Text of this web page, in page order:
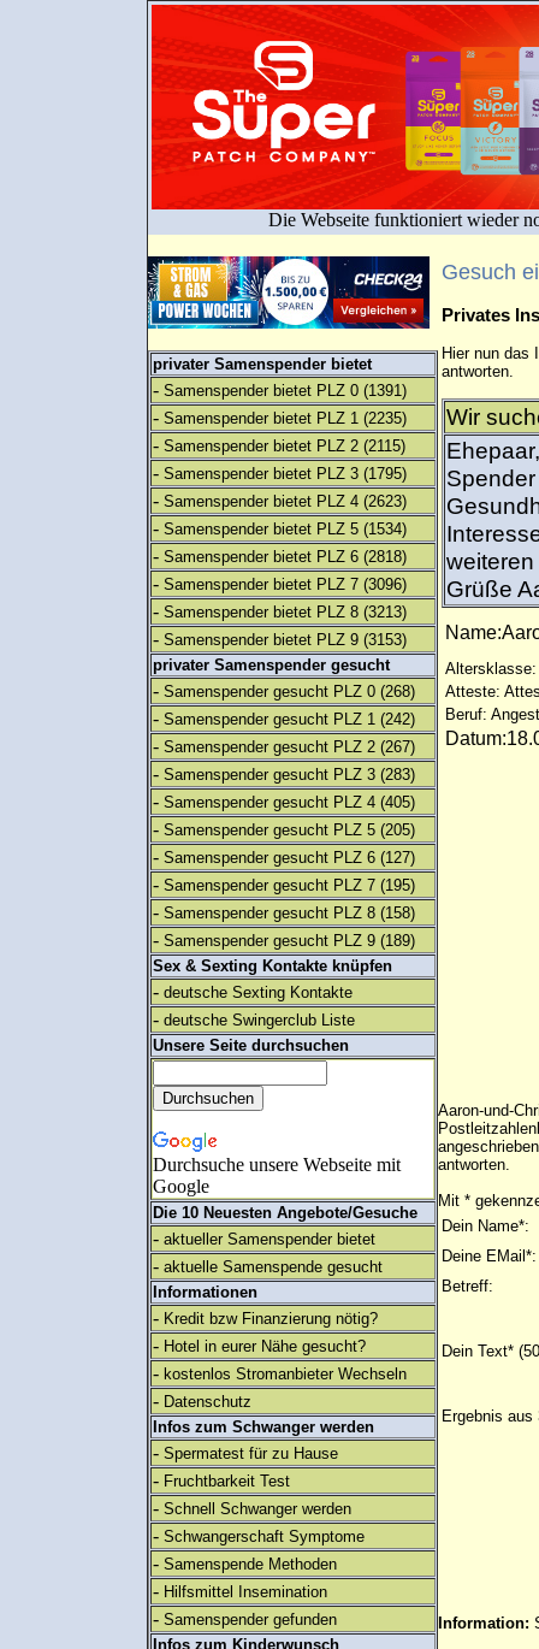
Die Webseite funktioniert wieder
privater Samenspender bietet
- Samenspender bietet PLZ 0 (1391)
- Samenspender bietet PLZ 1 (2235)
- Samenspender bietet PLZ 2 (2115)
- Samenspender bietet PLZ 3 (1795)
- Samenspender bietet PLZ 4 (2623)
- Samenspender bietet PLZ 5 (1534)
- Samenspender bietet PLZ 6 (2818)
- Samenspender bietet PLZ 7 (3096)
- Samenspender bietet PLZ 8 (3213)
- Samenspender bietet PLZ 9 (3153)
privater Samenspender gesucht
- Samenspender gesucht PLZ 0 (268)
- Samenspender gesucht PLZ 1 (242)
- Samenspender gesucht PLZ 2 (267)
- Samenspender gesucht PLZ 3 (283)
- Samenspender gesucht PLZ 4 (405)
- Samenspender gesucht PLZ 5 (205)
- Samenspender gesucht PLZ 6 (127)
- Samenspender gesucht PLZ 7 (195)
- Samenspender gesucht PLZ 8 (158)
- Samenspender gesucht PLZ 9 (189)
Sex & Sexting Kontakte knüpfen
- deutsche Sexting Kontakte
- deutsche Swingerclub Liste
Unsere Seite durchsuchen
Durchsuche unsere Webseite mit
Google
Die 10 Neuesten Angebote/Gesuche
- aktueller Samenspender bietet
- aktuelle Samenspende gesucht
Informationen
- Kredit bzw Finanzierung nötig?
- Hotel in eurer Nähe gesucht?
- kostenlos Stromanbieter Wechseln
- Datenschutz
Infos zum Schwanger werden
- Spermatest für zu Hause
- Fruchtbarkeit Test
- Schnell Schwanger werden
- Schwangerschaft Symptome
- Samenspende Methoden
- Hilfsmittel Insemination
- Samenspender gefunden
Infos zum Kinderwunsch
Gesuch
Privates
Hier nun das
antworten.
Wir
Grüße
Altersklasse:
Atteste:
Beruf:
Aaron-und-
antworten.
Mit *
Dein Name*:
Deine EMail*:
Betreff:
Dein Text*
Ergebnis aus
Information: